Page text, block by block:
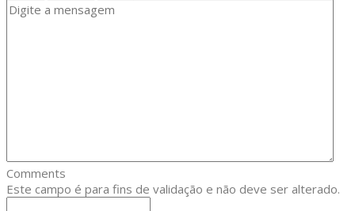
Comments
Este campo é para fins de validação e não deve ser alterado.